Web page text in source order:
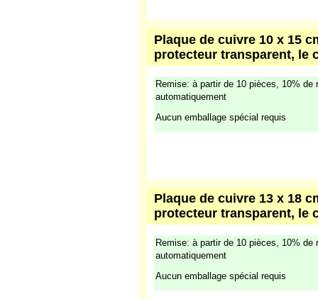
Plaque de cuivre 10 x 15
protecteur transparent, le
Remise: à partir de 10 pièces, 10% de
automatiquement
Aucun emballage spécial requis
Plaque de cuivre 13 x 18
protecteur transparent, le
Remise: à partir de 10 pièces, 10% de
automatiquement
Aucun emballage spécial requis